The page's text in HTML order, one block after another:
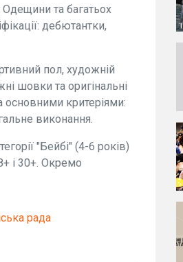
та багатьох
дебютантки,
пол, художній
шовки та оригінальні
основними критеріями:
виконання.
"Бейбі" (4-6 років)
і 30+. Окремо
рада